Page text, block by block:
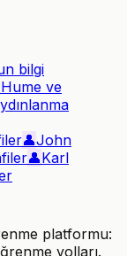
bilgi
ve
👤John
👤Karl
platformu:
yolları.